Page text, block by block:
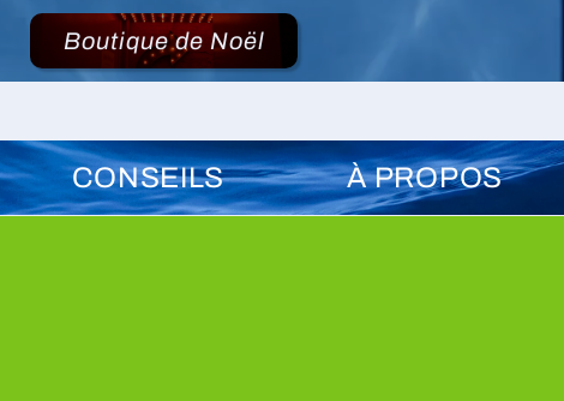
Boutique de Noël
CONSEILS À PROPOS